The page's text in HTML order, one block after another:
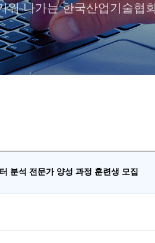
워 나가는 한국산업기술협회
분석 전문가 양성 과정 훈련생 모집